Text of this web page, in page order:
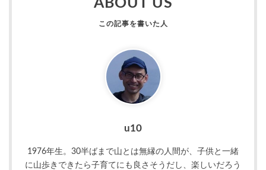
ABOUT US
u10
1976年生。30半ばまで山とは無縁の人間が、子供と一緒
に山歩きできたら子育てにも良さそうだし、楽しいだろう